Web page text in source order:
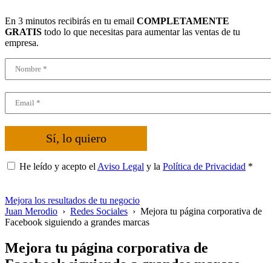
En 3 minutos recibirás en tu email COMPLETAMENTE
GRATIS todo lo que necesitas para aumentar las ventas de tu
empresa.
Sí, lo quiero
He leído y acepto el Aviso Legal y la Política de Privacidad *
Mejora los resultados de tu negocio
Juan Merodio › Redes Sociales › Mejora tu página corporativa de
Facebook siguiendo a grandes marcas
Mejora tu página corporativa de